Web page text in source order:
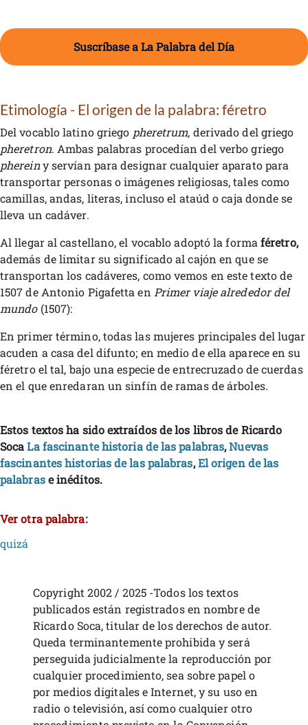
Suscríbase a La Palabra del Día
Etimología - El origen de la palabra: féretro
Del vocablo latino griego pheretrum, derivado del griego
pheretron. Ambas palabras procedían del verbo griego
phereiny servían para designar cualquier aparato para
transportar personas o imágenes religiosas, tales como
camillas, andas, literas, incluso el ataúd o caja donde se
lleva un cadáver.
Al llegar al castellano, el vocablo adoptó la forma féretro,
además de limitar su significado al cajón en que se
transportan los cadáveres, como vemos en este texto de
1507 de Antonio Pigafetta en Primer viaje alrededor del
mundo(1507):
En primer término, todas las mujeres principales del lugar
acuden a casa del difunto; en medio de ella aparece en su
féretro el tal, bajo una especie de entrecruzado de cuerdas
en el que enredaran un sinfín de ramas de árboles.
Estos textos ha sido extraídos de los libros de Ricardo
SocaLa fascinante historia de las palabras,Nuevas
fascinantes historias de las palabras,El origen de las
palabrase inéditos.
Ver otra palabra:
quizá
Copyright 2002 / 2025 -Todos los textos
publicados están registrados en nombre de
Ricardo Soca, titular de los derechos de autor.
Queda terminantemente prohibida y será
perseguida judicialmente la reproducción por
cualquier procedimiento, sea sobre papel o
por medios digitales e Internet, y su uso en
radio o televisión, así como cualquier otro